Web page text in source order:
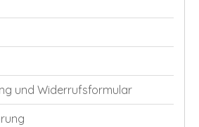
und Widerrufsformular